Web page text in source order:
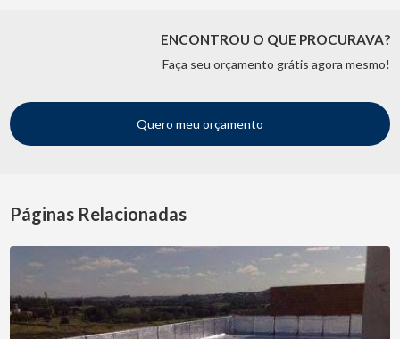
ENCONTROU O QUE PROCURAVA?
Faça seu orçamento grátis agora mesmo!
Quero meu orçamento
Páginas Relacionadas